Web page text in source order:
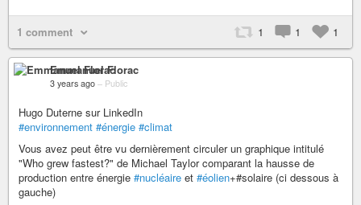
1 comment 1 1 1
Emmanuel Florac
3 years ago – Public
Hugo Duterne sur LinkedIn
#environnement #énergie #climat
Vous avez peut être vu dernièrement circuler un graphique intitulé
"Who grew fastest?" de Michael Taylor comparant la hausse de
production entre énergie #nucléaire et #éolien+#solaire (ci dessous à
gauche)